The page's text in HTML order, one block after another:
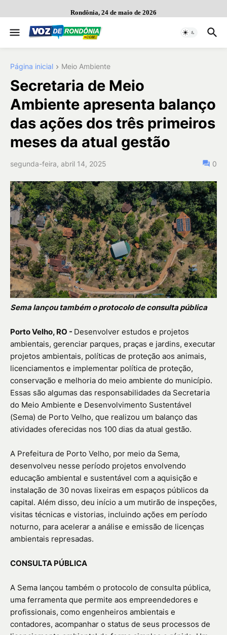
Rondônia, 24 de maio de 2026
Página inicial Meio Ambiente
Secretaria de Meio
Ambiente apresenta balanço
das ações dos três primeiros
meses da atual gestão
segunda-feira, abril 14, 2025 0
Sema lançou também o protocolo de consulta pública
Porto Velho, RO - Desenvolver estudos e projetos
ambientais, gerenciar parques, praças e jardins, executar
projetos ambientais, políticas de proteção aos animais,
licenciamentos e implementar política de proteção,
conservação e melhoria do meio ambiente do município.
Essas são algumas das responsabilidades da Secretaria
do Meio Ambiente e Desenvolvimento Sustentável
(Sema) de Porto Velho, que realizou um balanço das
atividades oferecidas nos 100 dias da atual gestão.
A Prefeitura de Porto Velho, por meio da Sema,
desenvolveu nesse período projetos envolvendo
educação ambiental e sustentável com a aquisição e
instalação de 30 novas lixeiras em espaços públicos da
capital. Além disso, deu início a um mutirão de inspeções,
visitas técnicas e vistorias, incluindo ações em período
noturno, para acelerar a análise e emissão de licenças
ambientais represadas.
CONSULTA PÚBLICA
A Sema lançou também o protocolo de consulta pública,
uma ferramenta que permite aos empreendedores e
profissionais, como engenheiros ambientais e
contadores, acompanhar o status de seus processos de